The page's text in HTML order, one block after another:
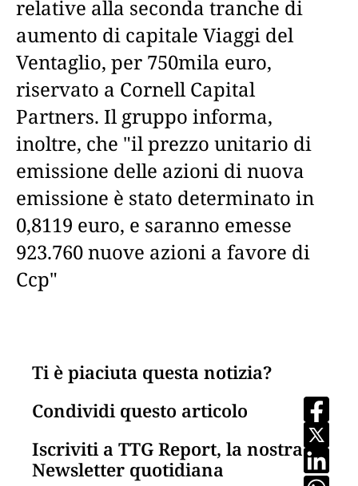
relative alla seconda tranche di
aumento di capitale Viaggi del
Ventaglio, per 750mila euro,
riservato a Cornell Capital
Partners. Il gruppo informa,
inoltre, che "il prezzo unitario di
emissione delle azioni di nuova
emissione è stato determinato in
0,8119 euro, e saranno emesse
923.760 nuove azioni a favore di
Ccp"
Ti è piaciuta questa notizia?
Condividi questo articolo
Iscriviti a TTG Report, la nostra
Newsletter quotidiana